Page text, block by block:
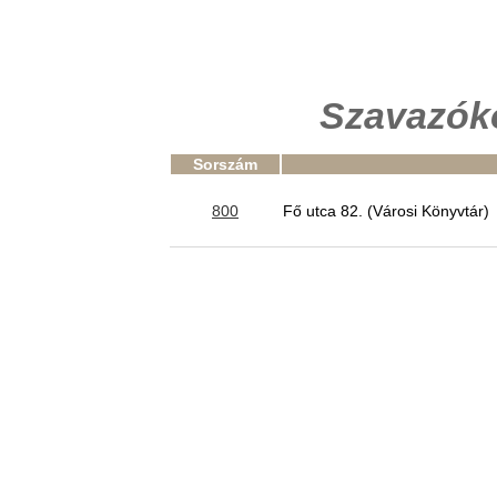
Sorszám
800 Fő utca 82. (Városi Könyvtár)